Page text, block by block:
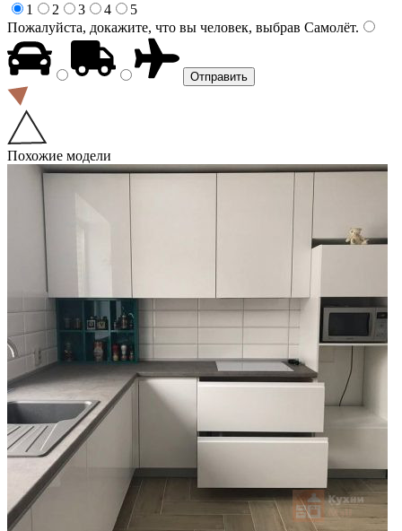
1
2 3 4
5
Пожалуйста, докажите, что вы человек, выбрав Самолёт.
Похожие модели